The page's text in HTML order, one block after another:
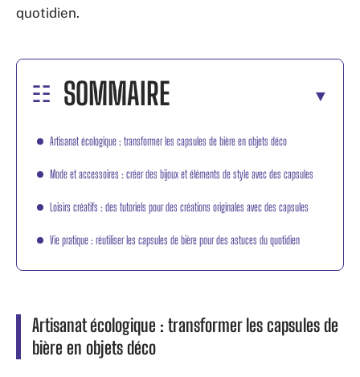
quotidien.
SOMMAIRE
Artisanat écologique : transformer les capsules de bière en objets déco
Mode et accessoires : créer des bijoux et éléments de style avec des capsules
Loisirs créatifs : des tutoriels pour des créations originales avec des capsules
Vie pratique : réutiliser les capsules de bière pour des astuces du quotidien
Artisanat écologique : transformer les capsules de
bière en objets déco